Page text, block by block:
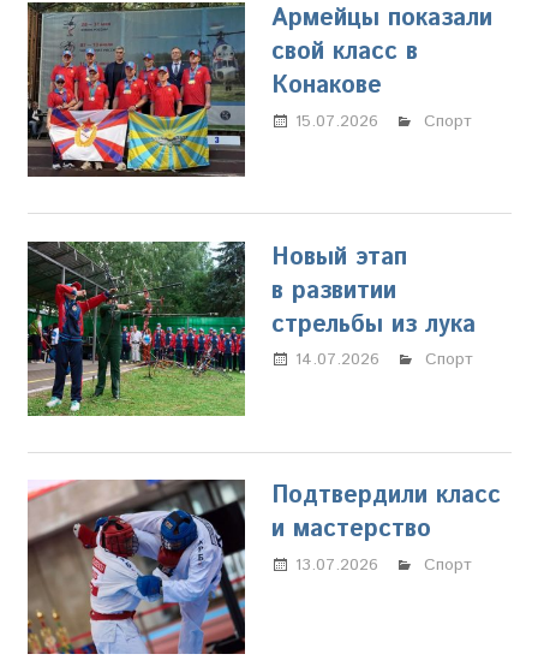
Армейцы показали
свой класс в
Конакове
15.07.2026
Марина
Спорт
Новый этап
в развитии
стрельбы из лука
14.07.2026
Настя
Спорт
Подтвердили класс
и мастерство
13.07.2026
Настя
Спорт